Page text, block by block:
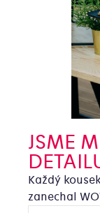
JSME
Každý
zanechal